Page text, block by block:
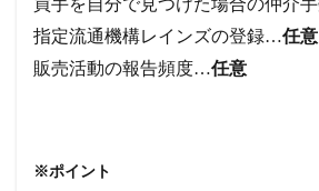
買手を自分で見つけた場合の仲介
指定流通機構レインズの登録…任意
販売活動の報告頻度…任意
※ポイント